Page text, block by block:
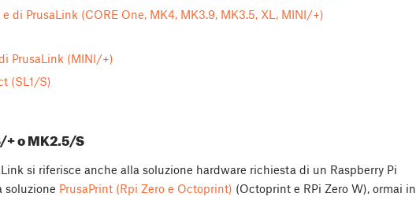
di PrusaLink (CORE One, MK4, MK3.9, MK3.5, XL, MINI/+)
PrusaLink (MINI/+)
(SL1/S)
+ o MK2.5/S
si riferisce anche alla soluzione hardware richiesta di un Raspberry Pi
soluzione PrusaPrint (Rpi Zero e Octoprint) (Octoprint e RPi Zero W), ormai in